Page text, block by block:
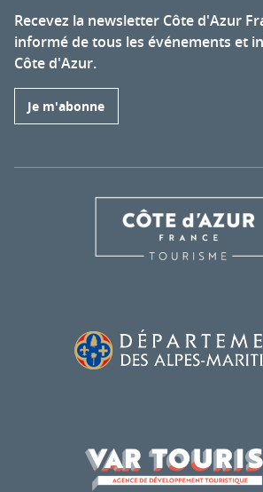
Recevez la newsletter Côte d'Azur
informé de tous les événements et
Côte d'Azur.
Je m'abonne